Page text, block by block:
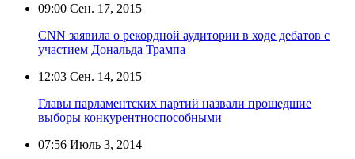
09:00 Сен. 17, 2015
CNN заявила о рекордной аудитории в ходе дебатов с
участием Дональда Трампа
12:03 Сен. 14, 2015
Главы парламентских партий назвали прошедшие
выборы конкурентноспособными
07:56 Июль 3, 2014